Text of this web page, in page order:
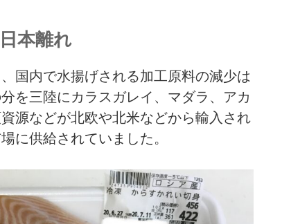
本離れ
国内で水揚げされる加工原料の減少は
を三陸にカラスガレイ、マダラ、アカ
源などが北欧や北米などから輸入され
に供給されていました。